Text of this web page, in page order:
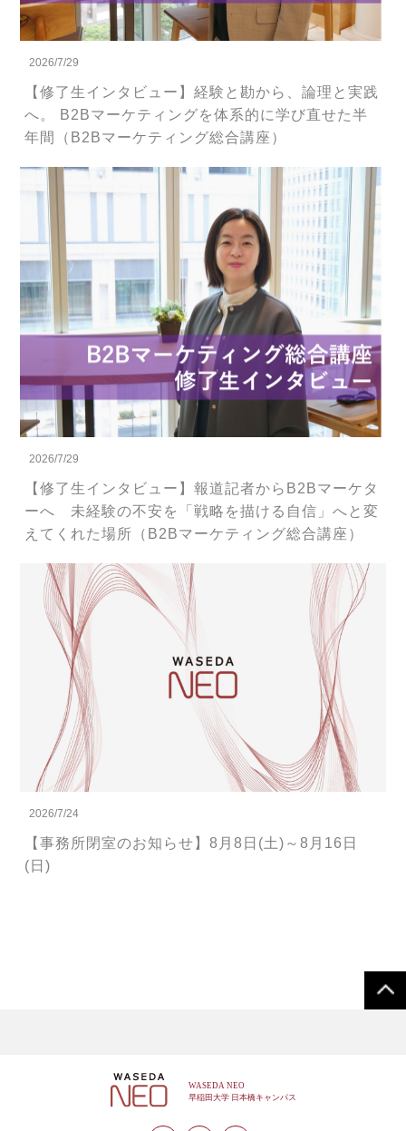
2026/7/29
【修了生インタビュー】経験と勘から、論理と実践
へ。 B2Bマーケティングを体系的に学び直せた半
年間（B2Bマーケティング総合講座）
2026/7/29
【修了生インタビュー】報道記者からB2Bマーケタ
ーへ 未経験の不安を「戦略を描ける自信」へと変
えてくれた場所（B2Bマーケティング総合講座）
2026/7/24
【事務所閉室のお知らせ】8月8日(土)～8月16日
(日)